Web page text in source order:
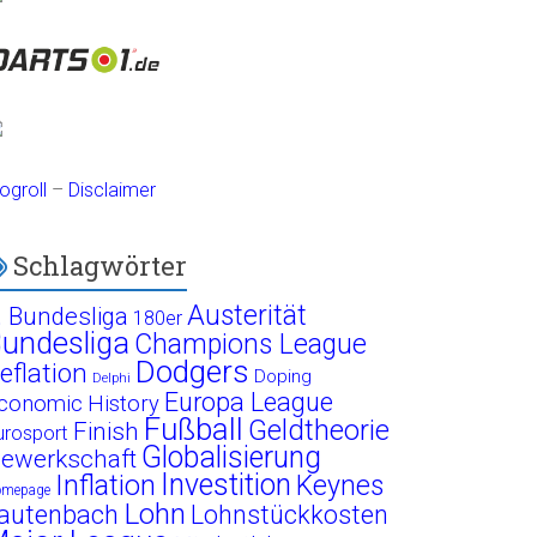
– Disclaimer
Schlagwörter
Bundesliga 180er Austerität
Champions League
Delphi Dodgers Doping
History Europa League
Finish Fußball Geldtheorie
Globalisierung
Inflation Investition Keynes
Lohn Lohnstückkosten